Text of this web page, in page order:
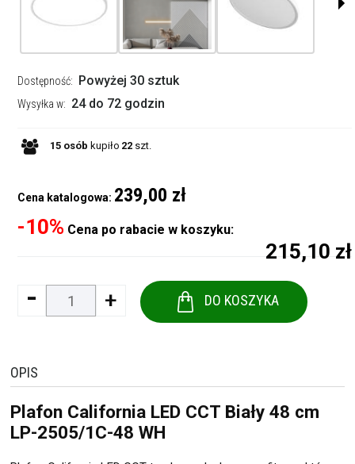
Dostępność: Powyżej 30 sztuk
Wysyłka w: 24 do 72 godzin
15 osób kupiło 22 szt.
Cena katalogowa: 239,00 zł
-10% Cena po rabacie w koszyku:
215,10 zł
- + DO KOSZYKA
OPIS
Plafon California LED CCT Biały 48 cm
LP-2505/1C-48 WH